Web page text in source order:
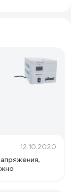
12.10.2020